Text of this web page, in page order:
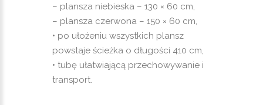
– plansza niebieska – 130 × 60 cm,
– plansza czerwona – 150 × 60 cm,
• po ułożeniu wszystkich plansz
powstaje ścieżka o długości 410 cm,
• tubę ułatwiającą przechowywanie i
transport.